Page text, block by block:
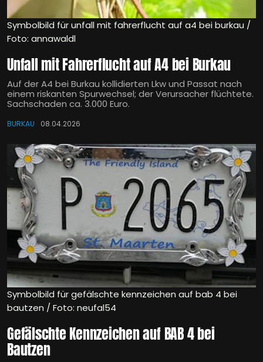
Symbolbild für unfall mit fahrerflucht auf a4 bei burkau /
Foto: annawaldl
Unfall mit Fahrerflucht auf A4 bei Burkau
Auf der A4 bei Burkau kollidierten Lkw und Passat nach
einem riskanten Spurwechsel; der Verursacher flüchtete.
Sachschaden ca. 3.000 Euro.
BURKAU 08.04.2026
Symbolbild für gefälschte kennzeichen auf bab 4 bei
bautzen / Foto: neufal54
Gefälschte Kennzeichen auf BAB 4 bei
Bautzen